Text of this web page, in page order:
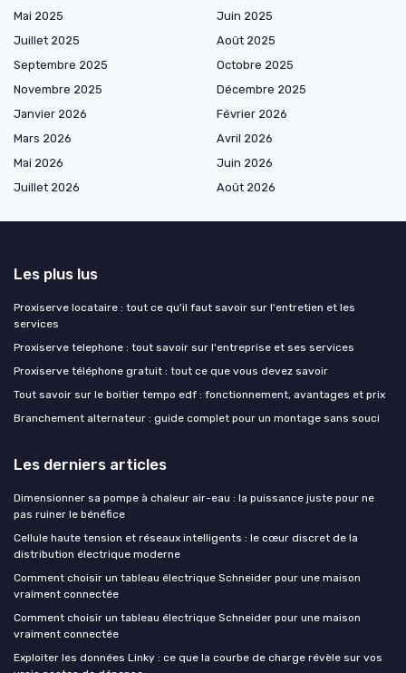
Mai 2025
Juin 2025
Juillet 2025
Août 2025
Septembre 2025
Octobre 2025
Novembre 2025
Décembre 2025
Janvier 2026
Février 2026
Mars 2026
Avril 2026
Mai 2026
Juin 2026
Juillet 2026
Août 2026
Les plus lus
Proxiserve locataire : tout ce qu'il faut savoir sur l'entretien et les
services
Proxiserve telephone : tout savoir sur l'entreprise et ses services
Proxiserve téléphone gratuit : tout ce que vous devez savoir
Tout savoir sur le boitier tempo edf : fonctionnement, avantages et prix
Branchement alternateur : guide complet pour un montage sans souci
Les derniers articles
Dimensionner sa pompe à chaleur air-eau : la puissance juste pour ne
pas ruiner le bénéfice
Cellule haute tension et réseaux intelligents : le cœur discret de la
distribution électrique moderne
Comment choisir un tableau électrique Schneider pour une maison
vraiment connectée
Comment choisir un tableau électrique Schneider pour une maison
vraiment connectée
Exploiter les données Linky : ce que la courbe de charge révèle sur vos